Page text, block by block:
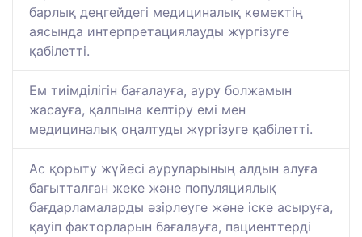
барлық деңгейдегі медициналық көмектің
аясында интерпретациялауды жүргізуге
қабілетті.
Ем тиімділігін бағалауға, ауру болжамын
жасауға, қалпына келтіру емі мен
медициналық оңалтуды жүргізуге қабілетті.
Ас қорыту жүйесі ауруларының алдын алуға
бағытталған жеке және популяциялық
бағдарламаларды әзірлеуге және іске асыруға,
қауіп факторларын бағалауға, пациенттерді